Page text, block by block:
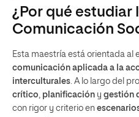
¿Por qué estudiar
Comunicación
Esta maestría está orientada al
comunicación aplicada a la
interculturales. A lo largo del
crítico, planificación y gestión
con rigor y criterio en